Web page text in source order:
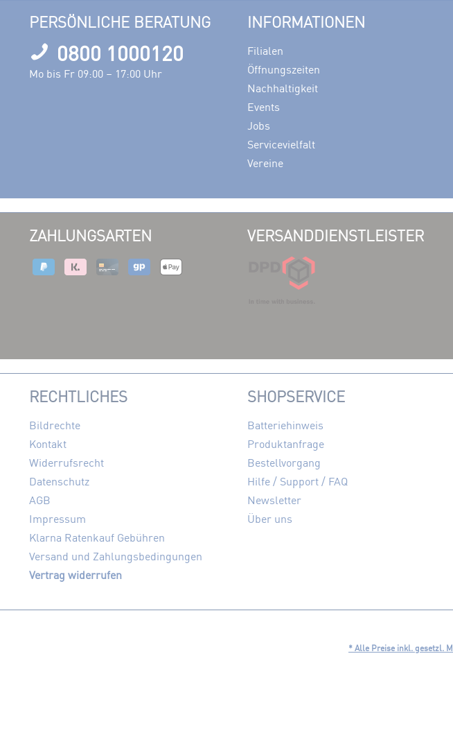
PERSÖNLICHE BERATUNG
0800 1000120
Mo bis Fr 09:00 – 17:00 Uhr
INFORMATIONEN
Filialen
Öffnungszeiten
Nachhaltigkeit
Events
Jobs
Servicevielfalt
Vereine
ZAHLUNGSARTEN VERSANDDIENSTLEISTER
RECHTLICHES
Bildrechte
Kontakt
Widerrufsrecht
Datenschutz
AGB
Impressum
Klarna Ratenkauf Gebühren
Versand und Zahlungsbedingungen
Vertrag widerrufen
SHOPSERVICE
Batteriehinweis
Produktanfrage
Bestellvorgang
Hilfe / Support / FAQ
Newsletter
Über uns
* Alle Preise inkl. gesetzl.